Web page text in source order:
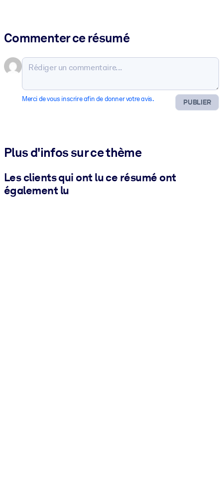
Commenter ce résumé
PUBLIER
Merci de vous inscrire afin de donner votre avis.
Plus d'infos sur ce thème
Les clients qui ont lu ce résumé ont
également lu